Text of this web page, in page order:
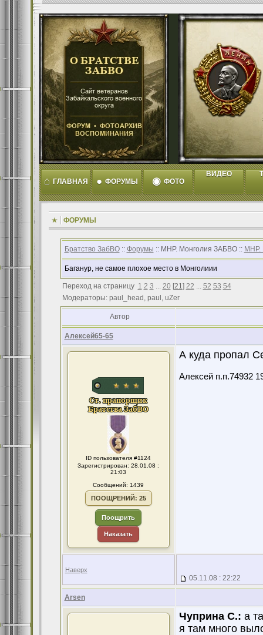
⌂ ГЛАВНАЯ ● ФОРУМЫ ◉ ФОТО
ВИДЕО
ФОРУМЫ
Братство ЗабВО:: Форумы :: МНР. Монголия ЗАБВО :: МНР.
Баганур, не самое плохое место в Монголиии
Переход на страницу 1 2 3 ... 20 [21] 22 ... 52 53 54
Модераторы: paul_head, paul, uZer
Автор
Алексей65-65
ID пользователя #1124
Зарегистрирован: 28.01.08 :
21:03
Сообщений: 1439
ПООЩРЕНИЙ: 25
Поощрить
Наказать
А куда пропал
Алексей п.п.74932
Наверх
05.11.08 : 22:22
Arsen
Чуприна С.: а
я там много